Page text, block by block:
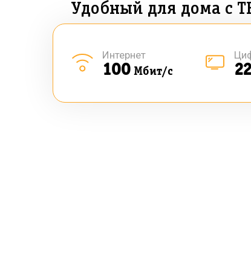
Удобный для дома с
100 Мбит/с
Интернет